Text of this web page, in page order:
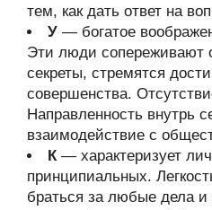
тем, как дать ответ на
У — богатое
Эти люди сопереживают
секреты, стремятся
совершенства.
Направленность внутрь
взаимодействие с
К— характеризует
принципиальных.
браться за любые дела и